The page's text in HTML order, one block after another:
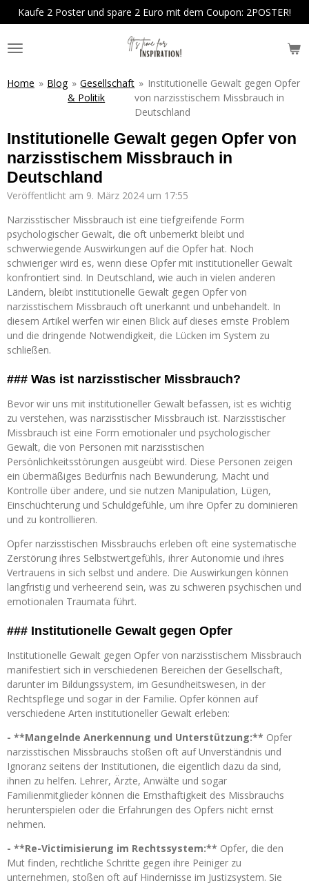
Zum
Hauptinhalt
springen
Kaufe 2 Poster und spare 2 Euro mit dem Coupon: 2POSTER!
Home » Blog » Gesellschaft
& Politik
» Institutionelle Gewalt gegen Opfer
von narzisstischem Missbrauch in
Deutschland
Institutionelle Gewalt gegen Opfer von
narzisstischem Missbrauch in
Deutschland
Veröffentlicht am 9. März 2024 um 17:55
Narzisstischer Missbrauch ist eine tiefgreifende Form
psychologischer Gewalt, die oft unbemerkt bleibt und
schwerwiegende Auswirkungen auf die Opfer hat. Noch
schwieriger wird es, wenn diese Opfer mit institutioneller Gewalt
konfrontiert sind. In Deutschland, wie auch in vielen anderen
Ländern, bleibt institutionelle Gewalt gegen Opfer von
narzisstischem Missbrauch oft unerkannt und unbehandelt. In
diesem Artikel werfen wir einen Blick auf dieses ernste Problem
und die dringende Notwendigkeit, die Lücken im System zu
schließen.
### Was ist narzisstischer Missbrauch?
Bevor wir uns mit institutioneller Gewalt befassen, ist es wichtig
zu verstehen, was narzisstischer Missbrauch ist. Narzisstischer
Missbrauch ist eine Form emotionaler und psychologischer
Gewalt, die von Personen mit narzisstischen
Persönlichkeitsstörungen ausgeübt wird. Diese Personen zeigen
ein übermäßiges Bedürfnis nach Bewunderung, Macht und
Kontrolle über andere, und sie nutzen Manipulation, Lügen,
Einschüchterung und Schuldgefühle, um ihre Opfer zu dominieren
und zu kontrollieren.
Opfer narzisstischen Missbrauchs erleben oft eine systematische
Zerstörung ihres Selbstwertgefühls, ihrer Autonomie und ihres
Vertrauens in sich selbst und andere. Die Auswirkungen können
langfristig und verheerend sein, was zu schweren psychischen und
emotionalen Traumata führt.
### Institutionelle Gewalt gegen Opfer
Institutionelle Gewalt gegen Opfer von narzisstischem Missbrauch
manifestiert sich in verschiedenen Bereichen der Gesellschaft,
darunter im Bildungssystem, im Gesundheitswesen, in der
Rechtspflege und sogar in der Familie. Opfer können auf
verschiedene Arten institutioneller Gewalt erleben:
- **Mangelnde Anerkennung und Unterstützung:** Opfer
narzisstischen Missbrauchs stoßen oft auf Unverständnis und
Ignoranz seitens der Institutionen, die eigentlich dazu da sind,
ihnen zu helfen. Lehrer, Ärzte, Anwälte und sogar
Familienmitglieder können die Ernsthaftigkeit des Missbrauchs
herunterspielen oder die Erfahrungen des Opfers nicht ernst
nehmen.
- **Re-Victimisierung im Rechtssystem:** Opfer, die den
Mut finden, rechtliche Schritte gegen ihre Peiniger zu
unternehmen, stoßen oft auf Hindernisse im Justizsystem. Sie